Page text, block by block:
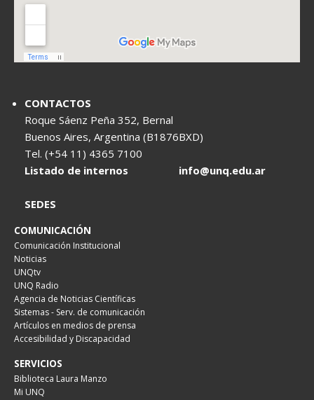
CONTACTOS
Roque Sáenz Peña 352, Bernal
Buenos Aires, Argentina (B1876BXD)
Tel. (+54 11) 4365 7100
Listado de internos
info@unq.edu.ar
SEDES
COMUNICACIÓN
Comunicación Institucional
Noticias
UNQtv
UNQ Radio
Agencia de Noticias Científicas
Sistemas - Serv. de comunicación
Artículos en medios de prensa
Accesibilidad y Discapacidad
SERVICIOS
Biblioteca Laura Manzo
Mi UNQ